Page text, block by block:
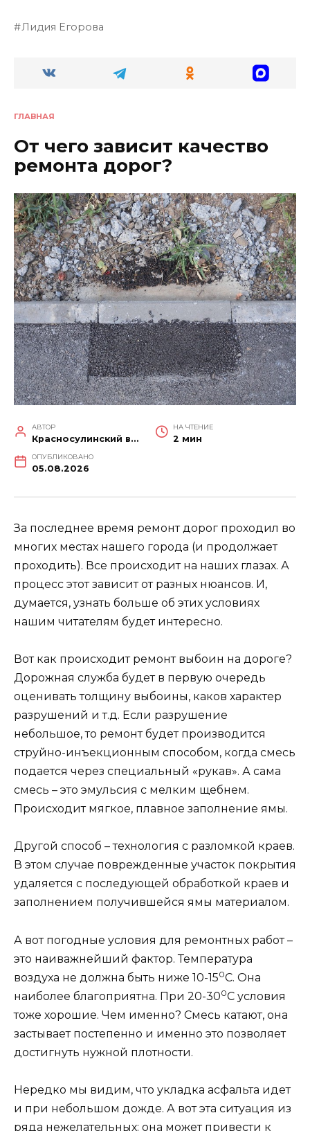
Лидия Егорова
ГЛАВНАЯ
От чего зависит качество
ремонта дорог?
АВТОР
Красносулинский вестник
НА ЧТЕНИЕ
2 мин
ОПУБЛИКОВАНО
05.08.2026
За последнее время ремонт дорог проходил во
многих местах нашего города (и продолжает
проходить). Все происходит на наших глазах. А
процесс этот зависит от разных нюансов. И,
думается, узнать больше об этих условиях
нашим читателям будет интересно.
Вот как происходит ремонт выбоин на дороге?
Дорожная служба будет в первую очередь
оценивать толщину выбоины, каков характер
разрушений и т.д. Если разрушение
небольшое, то ремонт будет производится
струйно-инъекционным способом, когда смесь
подается через специальный «рукав». А сама
смесь – это эмульсия с мелким щебнем.
Происходит мягкое, плавное заполнение ямы.
Другой способ – технология с разломкой краев.
В этом случае поврежденные участок покрытия
удаляется с последующей обработкой краев и
заполнением получившейся ямы материалом.
А вот погодные условия для ремонтных работ –
это наиважнейший фактор. Температура
воздуха не должна быть ниже 10-150С. Она
наиболее благоприятна. При 20-300С условия
тоже хорошие. Чем именно? Смесь катают, она
застывает постепенно и именно это позволяет
достигнуть нужной плотности.
Нередко мы видим, что укладка асфальта идет
и при небольшом дожде. А вот эта ситуация из
ряда нежелательных: она может привести к